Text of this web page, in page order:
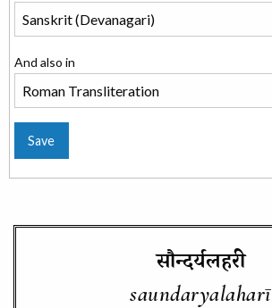
And also in
सौन्दर्यलहरी
saundaryalaharī